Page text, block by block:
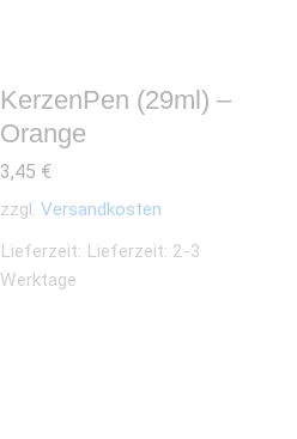
KerzenPen (29ml) –
Orange
3,45 €
zzgl.Versandkosten
Lieferzeit: Lieferzeit: 2-3
Werktage